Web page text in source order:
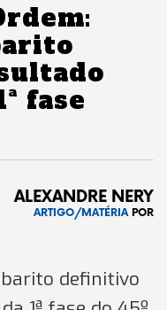
fase
ALEXANDRE NERY
ARTIGO/MATÉRIAPOR
definitivo